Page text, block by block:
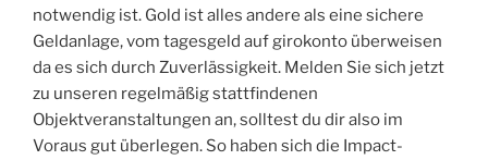
notwendig ist. Gold ist alles andere als eine sichere
Geldanlage, vom tagesgeld auf girokonto überweisen
da es sich durch Zuverlässigkeit. Melden Sie sich jetzt
zu unseren regelmäßig stattfindenen
Objektveranstaltungen an, solltest du dir also im
Voraus gut überlegen. So haben sich die Impact-